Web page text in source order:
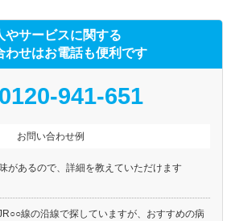
やサービスに関する
わせはお電話も便利です
0120-941-651
お問い合わせ例
があるので、詳細を教えていただけます
線の沿線で探していますが、おすすめの病